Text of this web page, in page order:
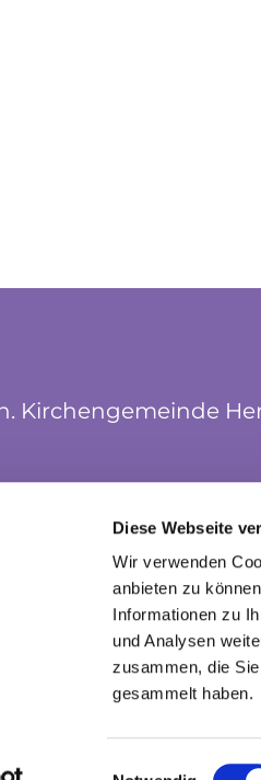
Diese Webseite
Wir verwenden
anbieten zu
Informationen zu
und Analysen
zusammen, die
gesammelt haben.
Kirchengemeinde